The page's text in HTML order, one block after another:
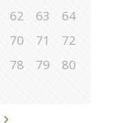
62 63
64
70 71
72
78 79
80